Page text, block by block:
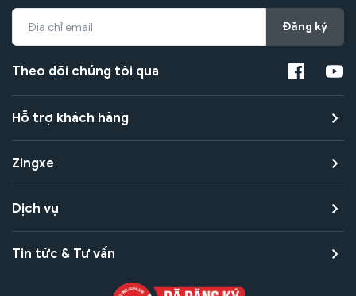
Đăng ký
Theo dõi chúng tôi qua
Hỗ trợ khách hàng
Zingxe
Dịch vụ
Tin tức & Tư vấn